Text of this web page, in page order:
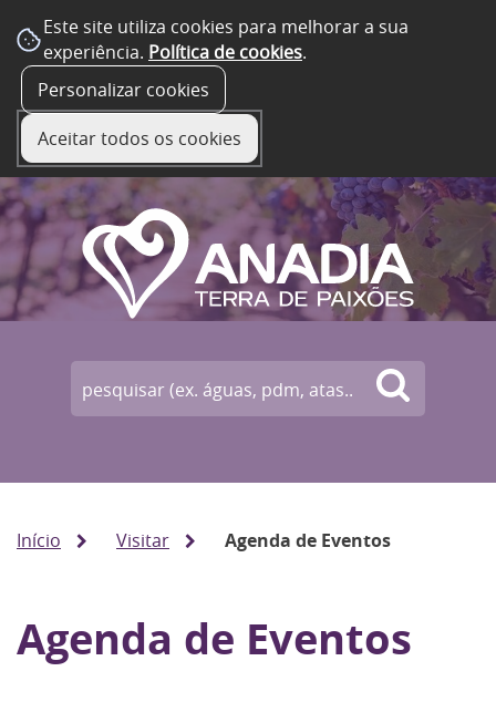
Este site utiliza cookies para melhorar a sua
experiência. Política de cookies.
Personalizar cookies
Aceitar todos os cookies
Início Visitar Agenda de Eventos
Agenda de Eventos